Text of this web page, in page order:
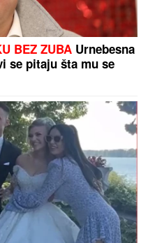
BEZ ZUBA Urnebesna
se pitaju šta mu se